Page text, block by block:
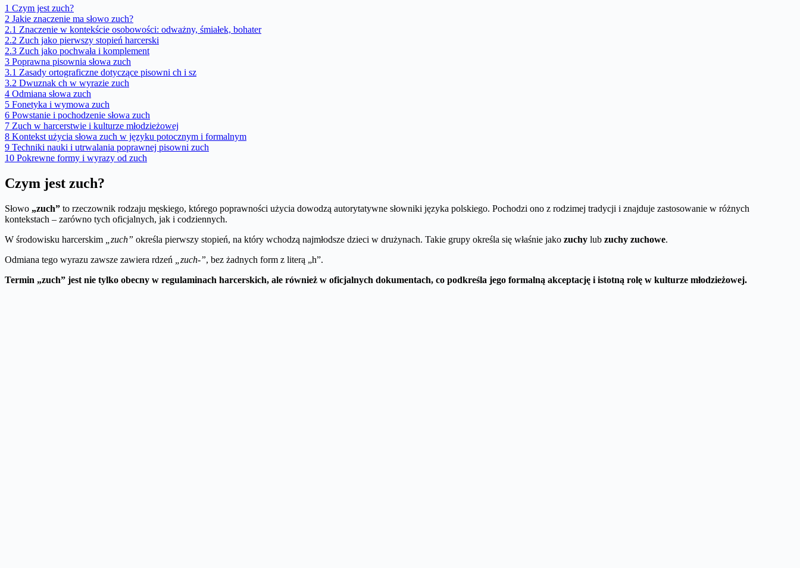
1 Czym jest zuch?
2 Jakie znaczenie ma słowo zuch?
2.1 Znaczenie w kontekście osobowości: odważny, śmiałek, bohater
2.2 Zuch jako pierwszy stopień harcerski
2.3 Zuch jako pochwała i komplement
3 Poprawna pisownia słowa zuch
3.1 Zasady ortograficzne dotyczące pisowni ch i sz
3.2 Dwuznak ch w wyrazie zuch
4 Odmiana słowa zuch
5 Fonetyka i wymowa zuch
6 Powstanie i pochodzenie słowa zuch
7 Zuch w harcerstwie i kulturze młodzieżowej
8 Kontekst użycia słowa zuch w języku potocznym i formalnym
9 Techniki nauki i utrwalania poprawnej pisowni zuch
10 Pokrewne formy i wyrazy od zuch
Czym jest zuch?
Słowo „zuch” to rzeczownik rodzaju męskiego, którego poprawności użycia dowodzą autorytatywne słowniki języka polskiego. Pochodzi ono z rodzimej tradycji i znajduje zastosowanie w różnych
kontekstach – zarówno tych oficjalnych, jak i codziennych.
W środowisku harcerskim
„zuch” określa pierwszy stopień, na który wchodzą najmłodsze dzieci w drużynach. Takie grupy określa się właśnie jako zuchy lub zuchy zuchowe.
Odmiana tego wyrazu zawsze zawiera rdzeń
„zuch-”, bez żadnych form z literą „h”.
Termin „zuch” jest nie tylko obecny w regulaminach harcerskich, ale również w oficjalnych dokumentach, co podkreśla jego formalną akceptację i istotną rolę w kulturze młodzieżowej.